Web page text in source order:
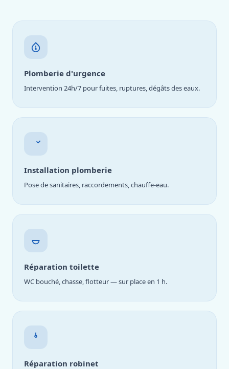
Plomberie d'urgence
Intervention 24h/7 pour fuites, ruptures, dégâts des eaux.
Installation plomberie
Pose de sanitaires, raccordements, chauffe-eau.
Réparation toilette
WC bouché, chasse, flotteur — sur place en 1 h.
Réparation robinet